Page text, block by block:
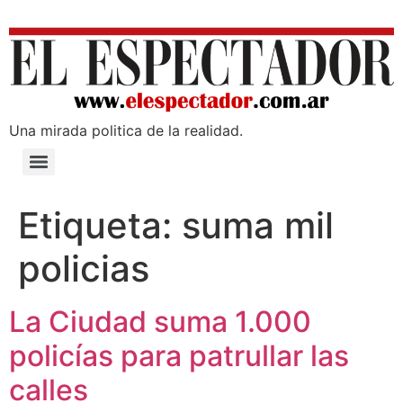
Una mirada poli­tica de la realidad.
Etiqueta: suma mil
policias
La Ciudad suma 1.000
policías para patrullar las
calles